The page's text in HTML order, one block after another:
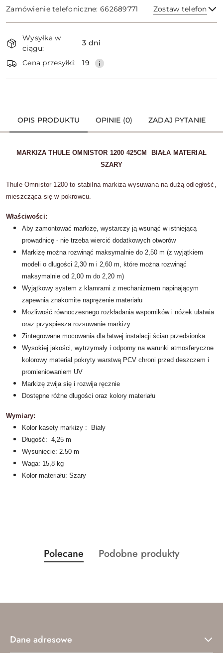
Zamówienie telefoniczne: 662689771 Zostaw telefon
Dostępność
i
dostawa
Wysyłka w
ciągu:
3 dni
Cena przesyłki: 19
OPIS PRODUKTU OPINIE (0) ZADAJ PYTANIE
MARKIZA THULE OMNISTOR 1200 425CM BIAŁA MATERIAŁ
SZARY
Thule Omnistor 1200 to stabilna markiza wysuwana na dużą odległość,
mieszcząca się w pokrowcu.
Właściwości:
Aby zamontować markizę, wystarczy ją wsunąć w istniejącą
prowadnicę - nie trzeba wiercić dodatkowych otworów
Markizę można rozwinąć maksymalnie do 2,50 m (z wyjątkiem
modeli o długości 2,30 m i 2,60 m, które można rozwinąć
maksymalnie od 2,00 m do 2,20 m)
Wyjątkowy system z klamrami z mechanizmem napinającym
zapewnia znakomite naprężenie materiału
Możliwość równoczesnego rozkładania wsporników i nóżek ułatwia
oraz przyspiesza rozsuwanie markizy
Zintegrowane mocowania dla łatwej instalacji ścian przedsionka
Wysokiej jakości, wytrzymały i odporny na warunki atmosferyczne
kolorowy materiał pokryty warstwą PCV chroni przed deszczem i
promieniowaniem UV
Markizę zwija się i rozwija ręcznie
Dostępne różne długości oraz kolory materiału
Wymiary:
Kolor kasety markizy : Biały
Długość: 4,25 m
Wysunięcie: 2.50 m
Waga: 15,8 kg
Kolor materiału: Szary
Pomiń karuzelę produktów
Produkty
o
Polecane
Produkty
Podobne produkty
Dane adresowe